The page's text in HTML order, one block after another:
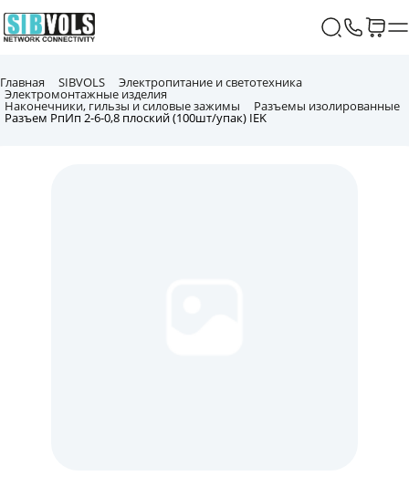
Главная SIBVOLS Электропитание и светотехника
Электромонтажные изделия
Наконечники, гильзы и силовые зажимы Разъемы изолированные
Разъем РпИп 2-6-0,8 плоский (100шт/упак) IEK